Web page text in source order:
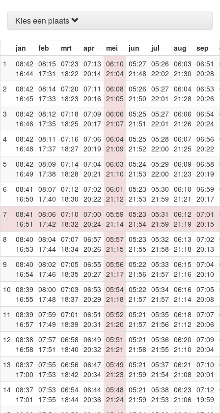
Kies een plaats
jan feb mrt apr mei jun jul aug sep
1
08:42
16:44
08:15
17:31
07:23
18:22
07:13
20:14
06:10
21:04
05:27
21:48
05:26
22:02
06:03
21:30
06:51
20:28
2
08:42
16:45
08:14
17:33
07:20
18:23
07:11
20:16
06:08
21:05
05:26
21:50
05:27
22:01
06:04
21:28
06:53
20:26
3
08:42
16:46
08:12
17:35
07:18
18:25
07:09
20:17
06:06
21:07
05:25
21:51
05:27
22:01
06:06
21:26
06:54
20:24
4
08:42
16:48
08:11
17:37
07:16
18:27
07:06
20:19
06:04
21:09
05:25
21:52
05:28
22:00
06:07
21:25
06:56
20:22
5
08:42
16:49
08:09
17:38
07:14
18:28
07:04
20:21
06:03
21:10
05:24
21:53
05:29
22:00
06:09
21:23
06:58
20:19
6
08:41
16:50
08:07
17:40
07:12
18:30
07:02
20:22
06:01
21:12
05:23
21:53
05:30
21:59
06:10
21:21
06:59
20:17
7
08:41
16:51
08:06
17:42
07:10
18:32
07:00
20:24
05:59
21:14
05:23
21:54
05:31
21:59
06:12
21:19
07:01
20:15
8
08:40
16:53
08:04
17:44
07:07
18:34
06:57
20:26
05:57
21:15
05:23
21:55
05:32
21:58
06:13
21:18
07:02
20:13
9
08:40
16:54
08:02
17:46
07:05
18:35
06:55
20:27
05:56
21:17
05:22
21:56
05:33
21:57
06:15
21:16
07:04
20:10
10 08:39
16:55
08:00
17:48
07:03
18:37
06:53
20:29
05:54
21:18
05:22
21:57
05:34
21:57
06:16
21:14
07:05
20:08
11
08:39
16:57
07:59
17:49
07:01
18:39
06:51
20:31
05:52
21:20
05:21
21:57
05:35
21:56
06:18
21:12
07:07
20:06
12 08:38
16:58
07:57
17:51
06:58
18:40
06:49
20:32
05:51
21:21
05:21
21:58
05:36
21:55
06:20
21:10
07:09
20:04
13 08:37
17:00
07:55
17:53
06:56
18:42
06:47
20:34
05:49
21:23
05:21
21:59
05:37
21:54
06:21
21:08
07:10
20:01
14 08:37
17:01
07:53
17:55
06:54
18:44
06:44
20:36
05:48
21:24
05:21
21:59
05:38
21:53
06:23
21:06
07:12
19:59